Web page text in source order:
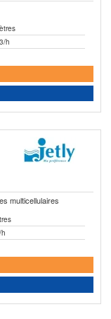
h
multicellulaires